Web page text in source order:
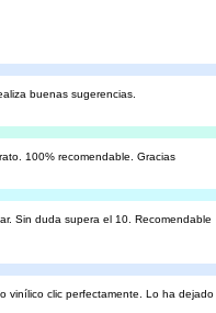
buenas sugerencias.
100% recomendable. Gracias
Sin duda supera el 10. Recomendable
vinílico clic perfectamente. Lo ha dejado